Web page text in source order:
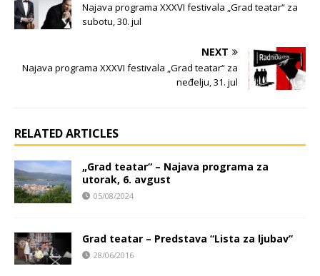
Najava programa XXXVI festivala „Grad teatar“ za
subotu, 30. jul
NEXT
Najava programa XXXVI festivala „Grad teatar“ za
neđelju, 31. jul
RELATED ARTICLES
„Grad teatar“ – Najava programa za
utorak, 6. avgust
05/08/2024
Grad teatar – Predstava “Lista za ljubav”
28/06/2016